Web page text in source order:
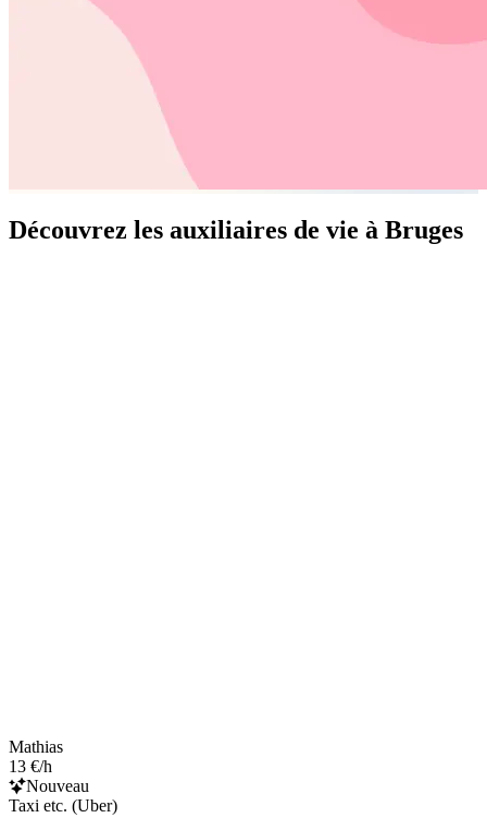
Découvrez les auxiliaires de vie à Bruges
Mathias
13 €/h
Nouveau
Taxi etc. (Uber)